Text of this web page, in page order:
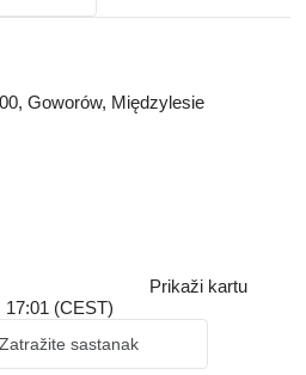
Goworów, Międzylesie
Prikaži kartu
17:01 (CEST)
Zatražite sastanak